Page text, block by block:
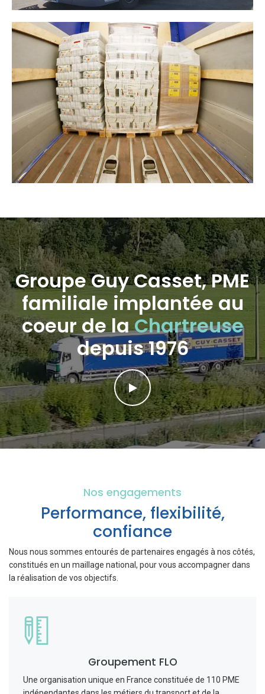
Groupe Guy Casset, PME
familiale implantée au
coeur de laChartreuse
depuis 1976
Nos engagements
Performance, flexibilité,
confiance
Nous nous sommes entourés de partenaires engagés à nos côtés,
constitués en un maillage national, pour vous accompagner dans
la réalisation de vos objectifs.
Groupement FLO
Une organisation unique en France constituée de 110 PME